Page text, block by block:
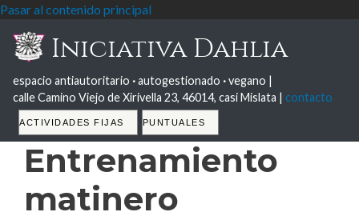
Pasar al contenido principal
Iniciativa Dahlia
espacio antiautoritario ·autogestionado ·vegano |
calle Camino Viejo de Xirivella 23, 46014, casi Mislata | contacto
Tabs
ACTIVIDADES FIJAS PUNTUALES
Entrenamiento
matinero